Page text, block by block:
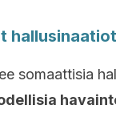
hallusinaatiot
somaattisia